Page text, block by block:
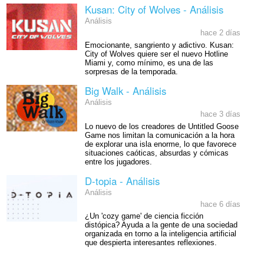
Kusan: City of Wolves - Análisis
Análisis
hace 2 días
Emocionante, sangriento y adictivo. Kusan:
City of Wolves quiere ser el nuevo Hotline
Miami y, como mínimo, es una de las
sorpresas de la temporada.
Big Walk - Análisis
Análisis
hace 3 días
Lo nuevo de los creadores de Untitled Goose
Game nos limitan la comunicación a la hora
de explorar una isla enorme, lo que favorece
situaciones caóticas, absurdas y cómicas
entre los jugadores.
D-topia - Análisis
Análisis
hace 6 días
¿Un 'cozy game' de ciencia ficción
distópica? Ayuda a la gente de una sociedad
organizada en torno a la inteligencia artificial
que despierta interesantes reflexiones.